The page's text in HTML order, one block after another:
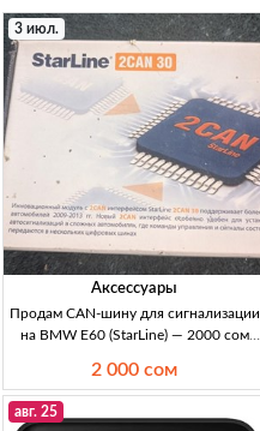
3 июл.
Аксессуары
Продам CAN-шину для сигнализации
на BMW E60 (StarLine) — 2000 сом
E60 (интеграция) под сигнализацию
StarLine. Совместимость по CAN-ин
2 000 сом
авг. 25